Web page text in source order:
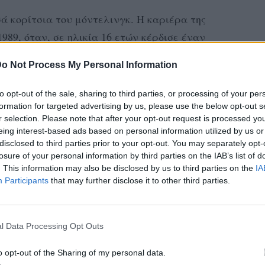
Not Process My Personal Information
opt-out of the sale, sharing to third parties, or processing of your
for targeted advertising by us, please use the below opt-out
selection. Please note that after your opt-out request is processed
interest-based ads based on personal information utilized by us
to third parties prior to your opt-out. You may separately
of your personal information by third parties on the IAB’s list of
This information may also be disclosed by us to third parties on the
Participants that may further disclose it to other third parties.
Data Processing Opt Outs
opt-out of the Sharing of my personal data.
κορίτσια του μόντελινγκ. Η καριέρα της
όταν, σε ηλικία 16 ετών κέρδισε έναν
Ύστερα, μετακόμισε στο Παρίσι, όπου
οποία την καθιέρωσε στο παγκόσμιο
τη μετέπειτα πορεία της ως supermodel,
καμπάνια του Wanderbra το 1994,
σουτιέν, με τη λεζάντα «Hello Boys!».
και φυσικά δεν πάρελειψε να
στο Instagram της: